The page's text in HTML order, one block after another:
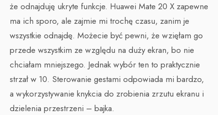
że odnajduję ukryte funkcje. Huawei Mate 20 X zapewne
ma ich sporo, ale zajmie mi trochę czasu, zanim je
wszystkie odnajdę. Możecie być pewni, że wzięłam go
przede wszystkim ze względu na duży ekran, bo nie
chciałam mniejszego. Jednak wybór ten to praktycznie
strzał w 10. Sterowanie gestami odpowiada mi bardzo,
a wykorzystywanie knykcia do zrobienia zrzutu ekranu i
dzielenia przestrzeni – bajka.